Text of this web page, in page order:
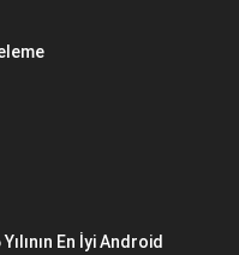
En İyi Android